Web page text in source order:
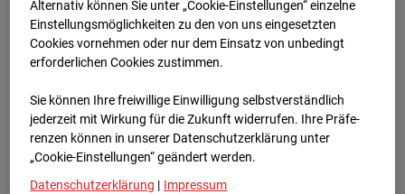
Zur Übersicht
Archivdatum:08.07.2026 10:55,
Alternativ können Sie unter „Cookie-Einstellungen“ einzelne
Einstellungsmöglichkeiten zu den von uns eingesetzten
Cookies vornehmen oder nur dem Einsatz von unbedingt
erforderlichen Cookies zustimmen.
Sie können Ihre freiwillige Einwilligung selbstverständlich
jederzeit mit Wirkung für die Zukunft widerrufen. Ihre Prä­fe­
renzen können in unserer Datenschutzerklärung unter
„Cookie-Einstellungen“ geändert werden.
Datenschutzerklärung | Impressum